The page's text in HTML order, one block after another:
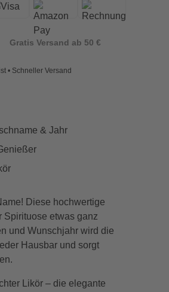
Gratis Versand ab 50 €
• Schneller Versand
& Jahr
Diese hochwertige
Spirituose etwas ganz
und Wunschjahr wird die
Hausbar und sorgt
Likör – die elegante